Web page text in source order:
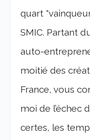
quart
SMIC. Partant
auto-
moitié des
France, vous
moi de l’échec
certes, les